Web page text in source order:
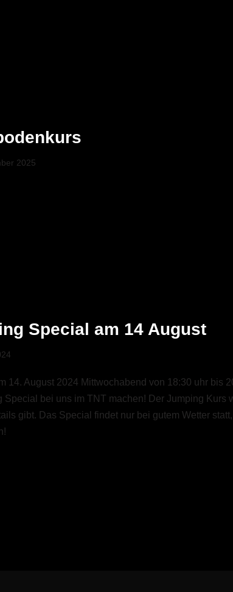
2025
Special am 14 August
14. August 2024 Mittwochabend von 18:30 uhr bis
Special bei uns im TNT machen! Der Jumping Kurs
gibt. Das Special findet nur bei gutem Wetter